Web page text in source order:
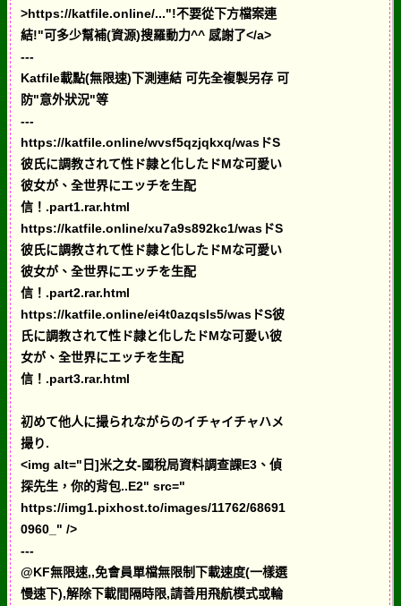
>https://katfile.online/..."!不要從下方檔案連
結!"可多少幫補(資源)搜羅動力^^ 感謝了</a>
---
Katfile載點(無限速)下測連結 可先全複製另存 可
防"意外狀況"等
---
https://katfile.online/wvsf5qzjqkxq/wasドS
彼氏に調教されて性ド隷と化したドMな可愛い
彼女が、全世界にエッチを生配
信！.part1.rar.html
https://katfile.online/xu7a9s892kc1/wasドS
彼氏に調教されて性ド隷と化したドMな可愛い
彼女が、全世界にエッチを生配
信！.part2.rar.html
https://katfile.online/ei4t0azqsls5/wasドS彼
氏に調教されて性ド隷と化したドMな可愛い彼
女が、全世界にエッチを生配
信！.part3.rar.html
初めて他人に撮られながらのイチャイチャハメ
撮り.
<img alt="日]米之女-國稅局資料調查課E3、偵
探先生，你的背包..E2" src="
https://img1.pixhost.to/images/11762/68691
0960_" />
---
@KF無限速,,免會員單檔無限制下載速度(一樣選
慢速下),解除下載間隔時限,請善用飛航模式或輪